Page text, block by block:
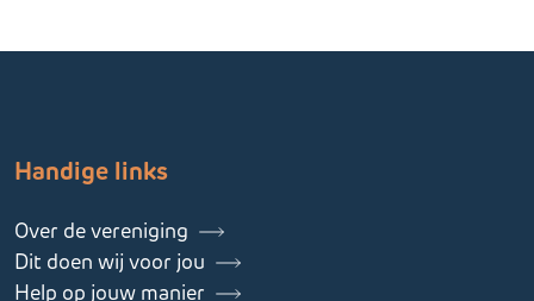
Handige links
Over de vereniging
Dit doen wij voor jou
Help op jouw manier